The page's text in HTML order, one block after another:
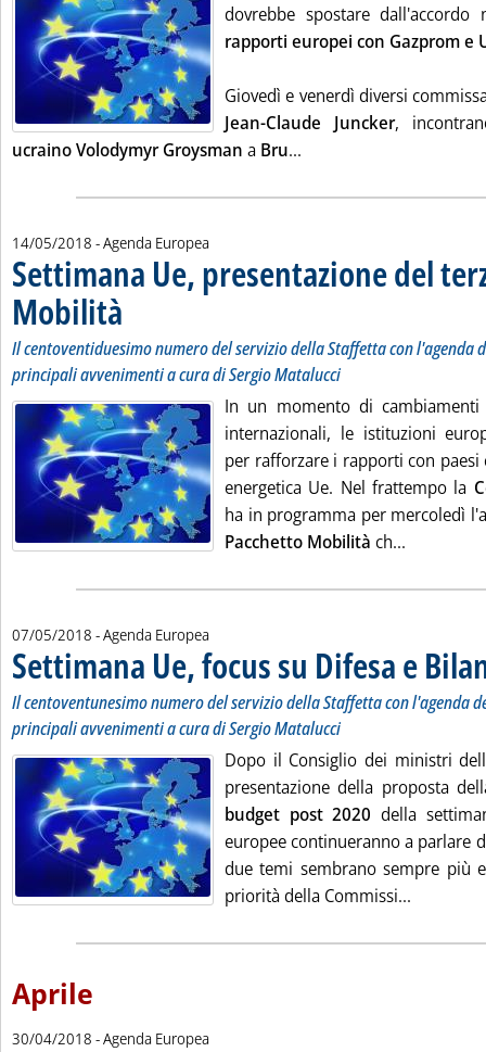
dovrebbe spostare
rapporti europei con Gazprom e
Giovedì e venerdì diversi
Jean-Claude Juncker,
ucraino Volodymyr Groysman a Bru...
14/05/2018 - Agenda Europea
Settimana Ue, presentazione del
Mobilità . Sottotitolo: Il centoventiduesimo numero del servizio della
. Pubblicata lunedì 14 maggio 2018 alle 13.31.
Il centoventiduesimo numero del servizio della Staffetta con l'agenda
principali avvenimenti a cura di Sergio Matalucci
In un momento di
internazionali, le istituzioni
per rafforzare i rapporti con paesi
energetica Ue. Nel frattempo la
ha in programma per mercoledì
Pacchetto Mobilità ch...
07/05/2018 - Agenda Europea
Settimana Ue, focus su Difesa e
Il centoventunesimo numero del servizio della Staffetta con l'agenda
principali avvenimenti a cura di Sergio Matalucci
Dopo il Consiglio dei ministri
presentazione della proposta
budget post 2020 della
europee continueranno a parlare
due temi sembrano sempre più
priorità della Commissi...
Aprile
30/04/2018 - Agenda Europea